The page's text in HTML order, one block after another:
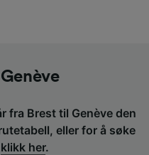
fra Brest til Genève den
eller for å søke
klikk her.